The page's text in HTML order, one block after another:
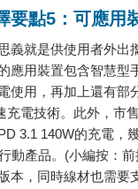
要點5：可應用
義就是供使用者外出
應用裝置包含智慧型
使用，再加上還有部
充電技術。此外，市
3.1 140W的充電，
動產品。(小編按：
本，同時線材也需要